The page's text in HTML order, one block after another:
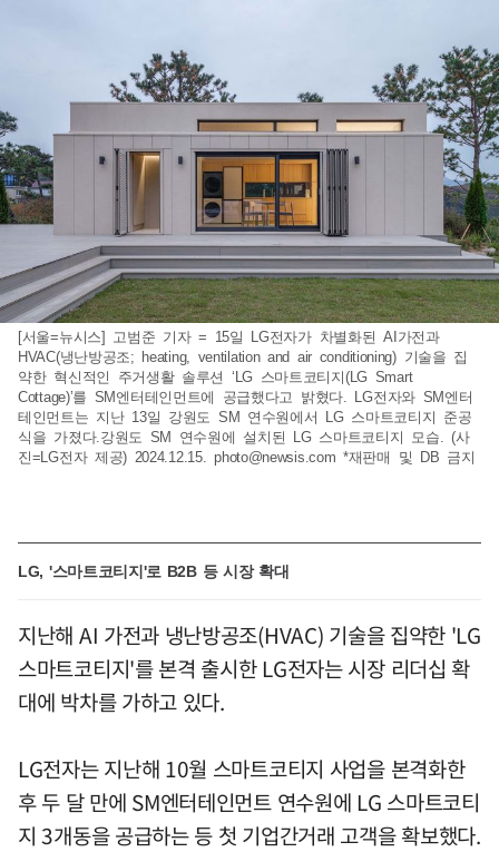
[서울=뉴시스] 고범준 기자 = 15일 LG전자가 차별화된 AI가전과
HVAC(냉난방공조; heating, ventilation and air conditioning) 기술을 집
약한 혁신적인 주거생활 솔루션 ‘LG 스마트코티지(LG Smart
Cottage)’를 SM엔터테인먼트에 공급했다고 밝혔다. LG전자와 SM엔터
테인먼트는 지난 13일 강원도 SM 연수원에서 LG 스마트코티지 준공
식을 가졌다.강원도 SM 연수원에 설치된 LG 스마트코티지 모습. (사
진=LG전자 제공) 2024.12.15.photo@newsis.com *재판매 및 DB 금지
LG, '스마트코티지'로 B2B 등 시장 확대
지난해 AI 가전과 냉난방공조(HVAC) 기술을 집약한 'LG
스마트코티지'를 본격 출시한 LG전자는 시장 리더십 확
대에 박차를 가하고 있다.
LG전자는 지난해 10월 스마트코티지 사업을 본격화한
후 두 달 만에 SM엔터테인먼트 연수원에 LG 스마트코티
지 3개동을 공급하는 등 첫 기업간거래 고객을 확보했다.